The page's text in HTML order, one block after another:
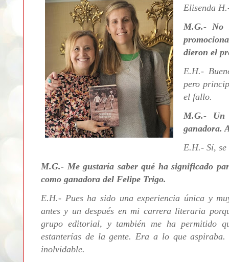
Elisenda
M.G.- No
dieron el
E.H.-
pero
el fallo.
M.G.- Un
ganadora.
E.H.- Sí, se
M.G.- Me gustaría saber qué ha significado
como ganadora del Felipe Trigo.
E.H.- Pues ha sido una experiencia única y
antes y un después en mi carrera literaria
grupo editorial, y también me ha permitido
estanterías de la gente. Era a lo que
inolvidable.